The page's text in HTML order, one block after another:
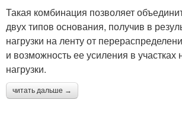
Такая комбинация позволяет
двух типов основания, получив в
нагрузки на ленту от
и возможность ее усиления в
нагрузки.
читать дальше →